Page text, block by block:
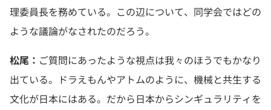
理委員長を務めている。この辺について、同学会ではどの
ような議論がなされたのだろう。
松尾： ご質問にあったような視点は我々のほうでもかなり
出ている。ドラえもんやアトムのように、機械と共生する
文化が日本にはある。だから日本からシンギュラリティを